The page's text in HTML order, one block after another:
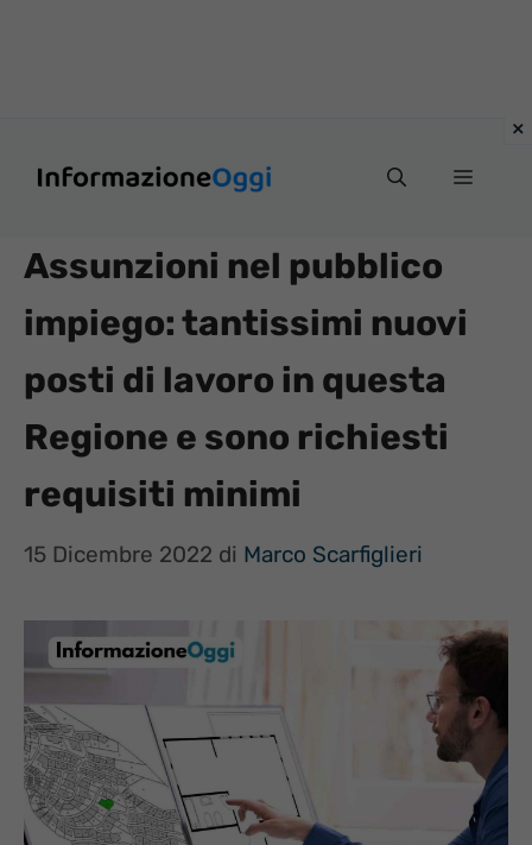
Menu
Assunzioni nel pubblico
impiego: tantissimi nuovi
posti di lavoro in questa
Regione e sono richiesti
requisiti minimi
15 Dicembre 2022 di Marco Scarfiglieri